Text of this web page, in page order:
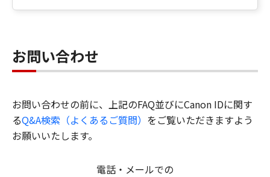
お問い合わせ
お問い合わせの前に、上記のFAQ並びにCanon IDに関す
るQ&A検索（よくあるご質問） をご覧いただきますよう
お願いいたします。
電話・メールでの